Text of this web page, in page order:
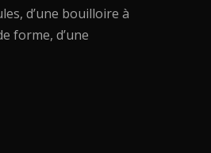
d’une bouilloire à
forme, d’une